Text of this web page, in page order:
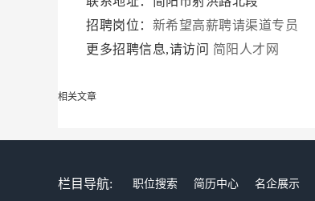
招聘岗位： 新希望高薪聘请渠道专员
更多招聘信息,请访问 简阳人才网
相关文章
栏目导航: 职位搜索 简历中心 名企展示